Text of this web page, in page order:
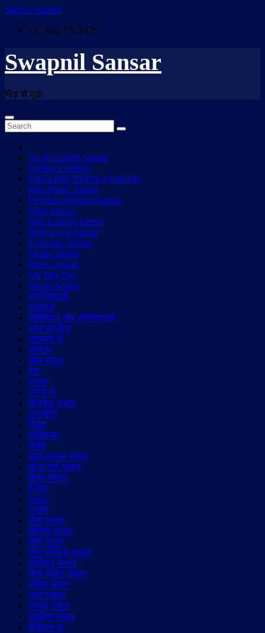
Skip to content
Fri. Aug 7th, 2026
Swapnil Sansar
भीड़ से जुदा
Art & Culture Sansar
Creator Creation
ENGLISH NEWS SANSAR
Film Music Sansar
Freedom Fighters Sansar
Filmi Sansar
Film Legend Sansar
Hollywood Sansar
Literature Sansar
Media Sansar
Music Sansar
On This Day
Sports Sansar
क्रान्तिकारी
लखनऊ
आविष्कार और आविष्कारक
आज का दिन
अदालत से
अपराध
खेल संसार
देश
प्रदेश
राज्यों से
बिज़नेस संसार
राजनीति
विदेश
शख़्सियत
विशेष
आर्ट-कल्चर संसार
छोटा पर्दा संसार
शिक्षा संसार
ई-पेपर
video
प्रदेश
सैन्य संसार
मीडिया संसार
सिने संसार
सिने लीजेन्ड संसार
हॉलीवुड़ संसार
सिने संगीत संसार
संगीत संसार
आर्य समाज
रंगमंच संसार
साहित्य संसार
इतिहास से